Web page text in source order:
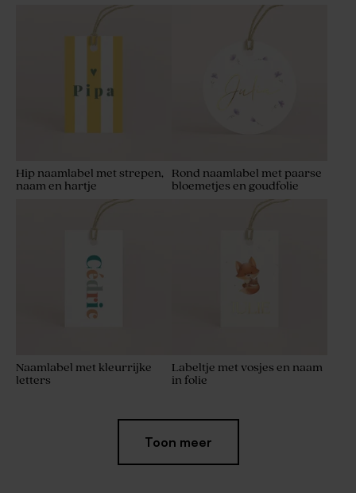
Hip naamlabel met strepen,
naam en hartje
Rond naamlabel met paarse
bloemetjes en goudfolie
Naamlabel met kleurrijke
letters
Labeltje met vosjes en naam
in folie
Toon meer